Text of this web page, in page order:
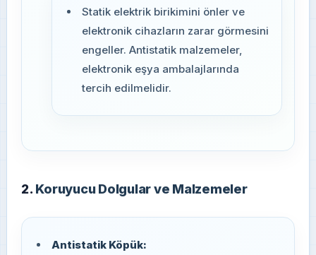
Statik elektrik birikimini önler ve
elektronik cihazların zarar görmesini
engeller. Antistatik malzemeler,
elektronik eşya ambalajlarında
tercih edilmelidir.
2. Koruyucu Dolgular ve Malzemeler
Antistatik Köpük: